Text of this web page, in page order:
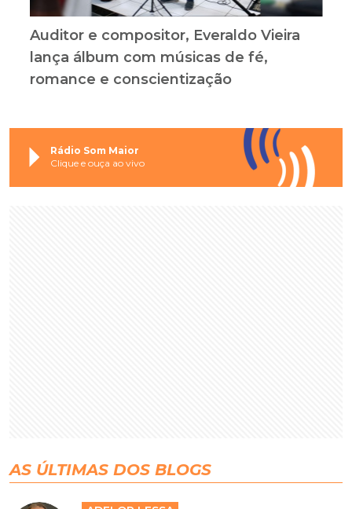
Auditor e compositor, Everaldo Vieira
lança álbum com músicas de fé,
romance e conscientização
Rádio Som Maior
Clique e ouça ao vivo
AS ÚLTIMAS DOS BLOGS